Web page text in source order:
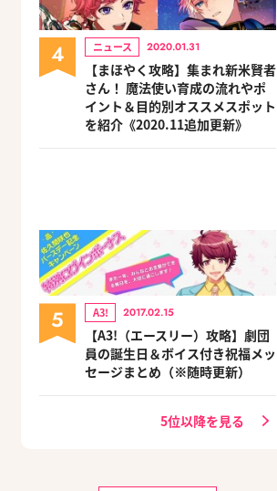
4 ニュース 2020.01.31
【まほやく攻略】集まれ新米賢者
さん！ 魔法使い育成の流れやポ
イント＆目的別オススメスポット
を紹介《2020.11追加更新》
5 A3! 2017.02.15
【A3!（エースリー）攻略】劇団
員の誕生日＆ボイス付き祝福メッ
セージまとめ（※随時更新）
5位以降を見る